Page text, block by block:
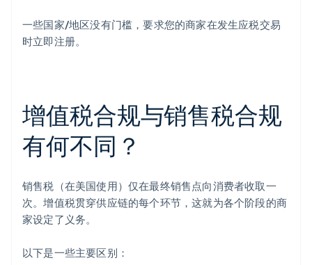
一些国家/地区没有门槛，要求您的商家在发生应税交易
时立即注册。
增值税合规与销售税合规
有何不同？
销售税（在美国使用）仅在最终销售点向消费者收取一
次。增值税贯穿供应链的每个环节，这就为各个阶段的商
家设定了义务。
以下是一些主要区别：